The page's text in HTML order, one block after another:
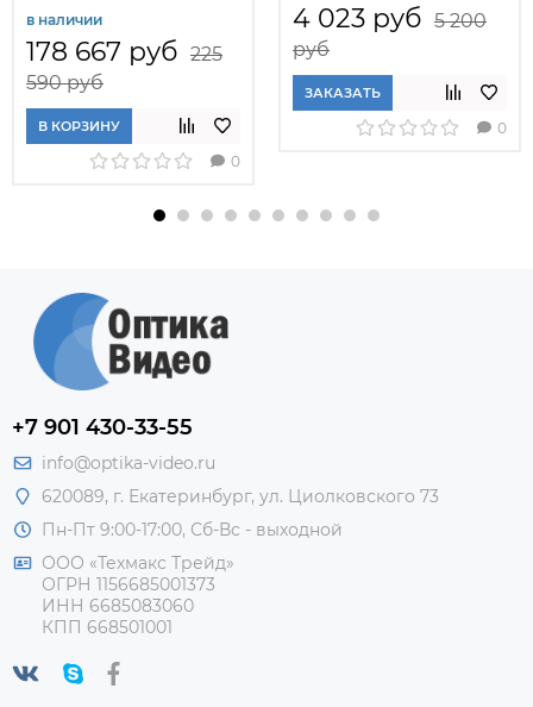
в наличии
178 667 руб 225
590 руб
В КОРЗИНУ
0
4 023 руб 5 200
руб
ЗАКАЗАТЬ
0
+7 901 430-33-55
info@optika-video.ru
620089, г. Екатеринбург, ул. Циолковского 73
Пн-Пт 9:00-17:00, Сб-Вс - выходной
ООО «Техмакс Трейд»
ОГРН 1156685001373
ИНН 6685083060
КПП 668501001